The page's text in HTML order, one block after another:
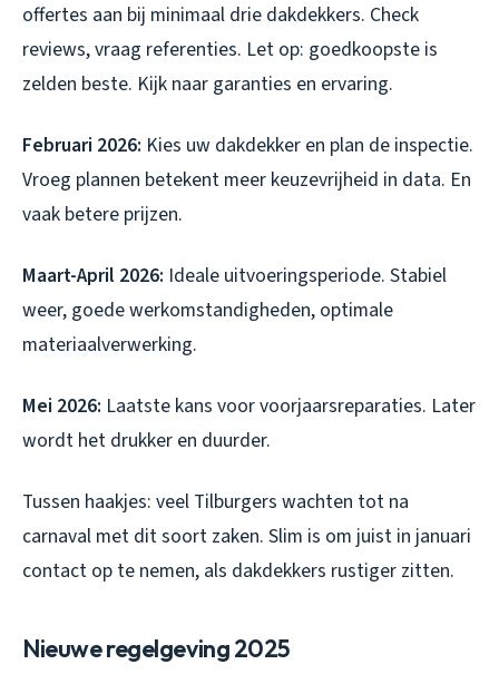
offertes aan bij minimaal drie dakdekkers. Check
reviews, vraag referenties. Let op: goedkoopste is
zelden beste. Kijk naar garanties en ervaring.
Februari 2026: Kies uw dakdekker en plan de inspectie.
Vroeg plannen betekent meer keuzevrijheid in data. En
vaak betere prijzen.
Maart-April 2026: Ideale uitvoeringsperiode. Stabiel
weer, goede werkomstandigheden, optimale
materiaalverwerking.
Mei 2026: Laatste kans voor voorjaarsreparaties. Later
wordt het drukker en duurder.
Tussen haakjes: veel Tilburgers wachten tot na
carnaval met dit soort zaken. Slim is om juist in januari
contact op te nemen, als dakdekkers rustiger zitten.
Nieuwe regelgeving 2025